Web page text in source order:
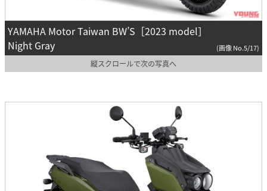
YAMAHA Motor Taiwan BW’S［2023 model］
Night Gray
(画像 No.5/17)
縦スクロールで次の写真へ